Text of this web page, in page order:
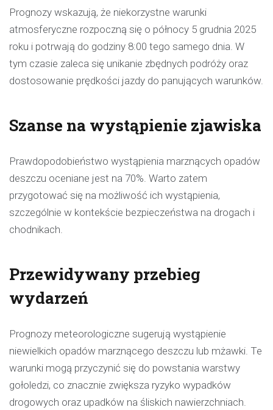
Prognozy wskazują, że niekorzystne warunki
atmosferyczne rozpoczną się o północy 5 grudnia 2025
roku i potrwają do godziny 8:00 tego samego dnia. W
tym czasie zaleca się unikanie zbędnych podróży oraz
dostosowanie prędkości jazdy do panujących warunków.
Szanse na wystąpienie zjawiska
Prawdopodobieństwo wystąpienia marznących opadów
deszczu oceniane jest na 70%. Warto zatem
przygotować się na możliwość ich wystąpienia,
szczególnie w kontekście bezpieczeństwa na drogach i
chodnikach.
Przewidywany przebieg
wydarzeń
Prognozy meteorologiczne sugerują wystąpienie
niewielkich opadów marznącego deszczu lub mżawki. Te
warunki mogą przyczynić się do powstania warstwy
gołoledzi, co znacznie zwiększa ryzyko wypadków
drogowych oraz upadków na śliskich nawierzchniach.